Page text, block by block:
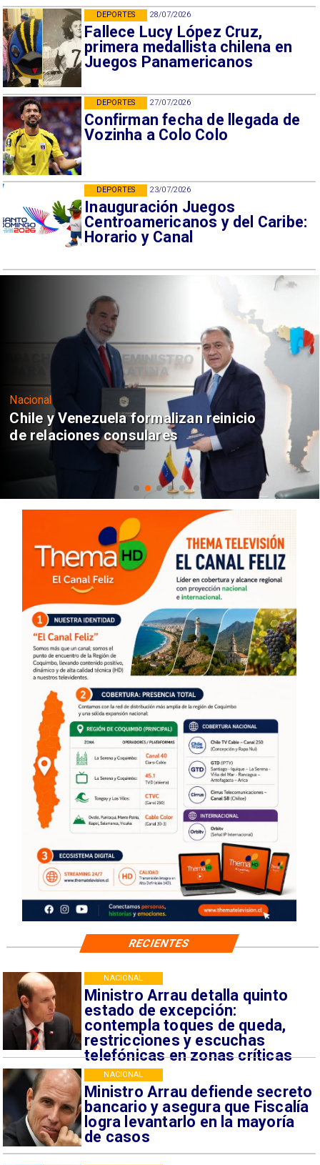
28/07/2026
Fallece Lucy López Cruz,
primera medallista chilena en
Juegos Panamericanos
DEPORTES
27/07/2026
Confirman fecha de llegada de
Vozinha a Colo Colo
DEPORTES
23/07/2026
Inauguración Juegos
Centroamericanos y del Caribe:
Horario y Canal
DEPORTES
Nacional
Chile y Venezuela formalizan reinicio
de relaciones consulares
Ministro Arrau detalla quinto
estado de excepción:
contempla toques de queda,
restricciones y escuchas
telefónicas en zonas críticas
NACIONAL
Ministro Arrau defiende secreto
bancario y asegura que Fiscalía
logra levantarlo en la mayoría
de casos
NACIONAL
RECIENTES